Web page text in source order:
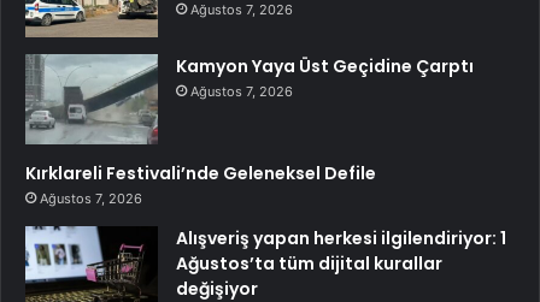
Ağustos 7, 2026
Kamyon Yaya Üst Geçidine Çarptı
Ağustos 7, 2026
Kırklareli Festivali’nde Geleneksel Defile
Ağustos 7, 2026
Alışveriş yapan herkesi ilgilendiriyor: 1
Ağustos’ta tüm dijital kurallar
değişiyor